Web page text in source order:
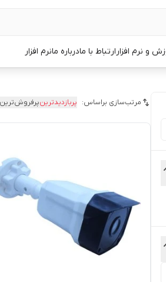
و نرم افزارارتباط با مادرباره مانرم افزار
مرتب‌سازی براساس: پربازدیدترینپرفروش‌ترین